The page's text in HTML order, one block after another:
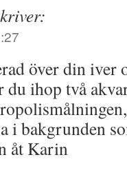
över din
du ihop två
i bakgrunden
åt Karin